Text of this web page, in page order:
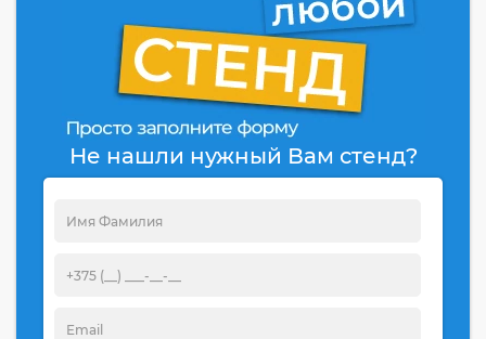
Не нашли нужный Вам стенд?